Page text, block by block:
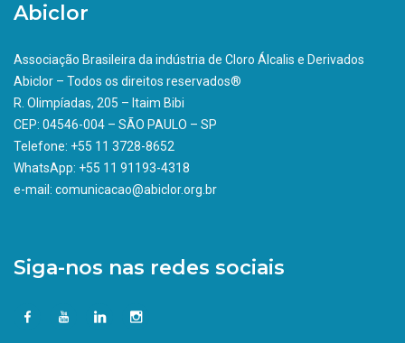
Abiclor
Associação Brasileira da indústria de Cloro Álcalis e Derivados
Abiclor – Todos os direitos reservados®
R. Olimpíadas, 205 – Itaim Bibi
CEP: 04546-004 – SÃO PAULO – SP
Telefone: +55 11 3728-8652
WhatsApp: +55 11 91193-4318
e-mail: comunicacao@abiclor.org.br
Siga-nos nas redes sociais